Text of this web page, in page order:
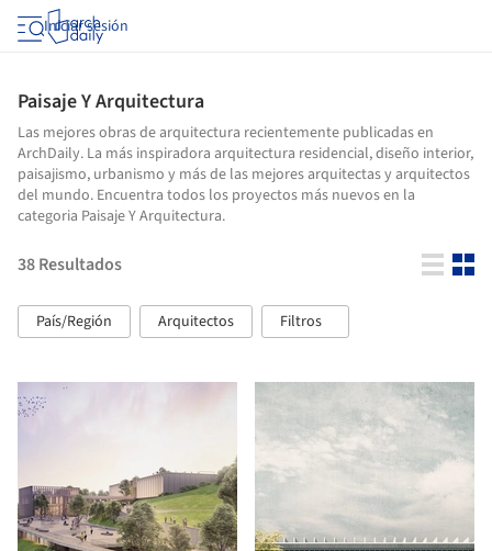
Iniciar sesión
Paisaje Y Arquitectura
Las mejores obras de arquitectura recientemente publicadas en
ArchDaily. La más inspiradora arquitectura residencial, diseño interior,
paisajismo, urbanismo y más de las mejores arquitectas y arquitectos
del mundo. Encuentra todos los proyectos más nuevos en la
categoria Paisaje Y Arquitectura.
38Resultados
País/Región Arquitectos Filtros